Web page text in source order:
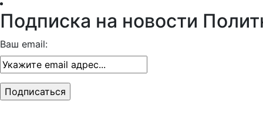
Подписка на новости
Ваш email: